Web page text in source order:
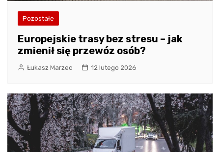
Pozostałe
Europejskie trasy bez stresu – jak
zmienił się przewóz osób?
Łukasz Marzec 12 lutego 2026